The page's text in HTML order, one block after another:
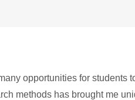
opportunities for
methods has brought me